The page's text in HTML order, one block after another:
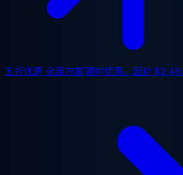
五折优惠 全部方案,限时优惠。起价